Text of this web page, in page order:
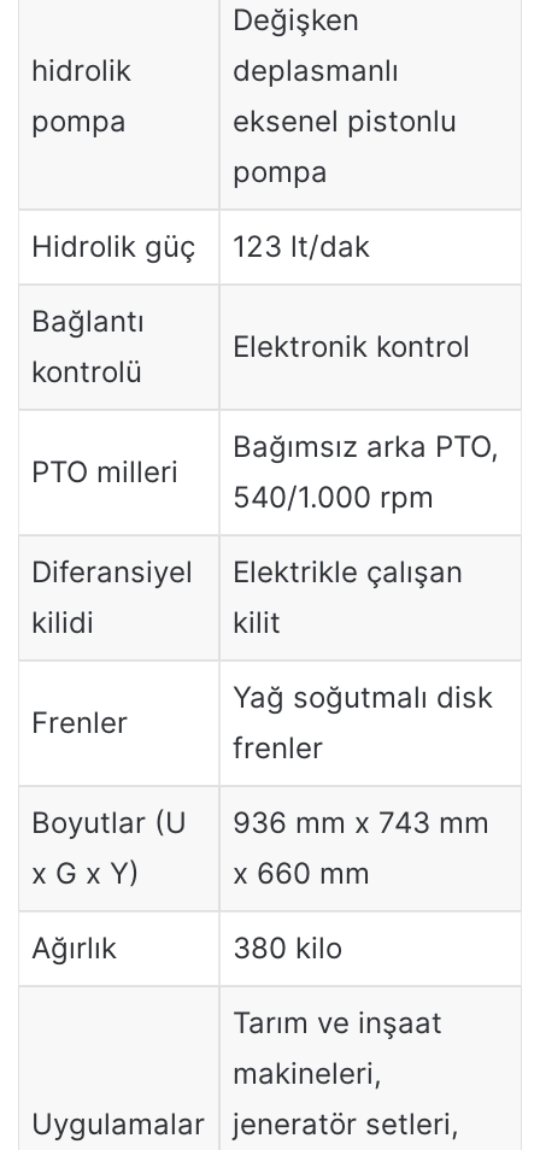
hidrolik
pompa
Değişken
deplasmanlı
eksenel pistonlu
pompa
Hidrolik güç 123 lt/dak
Bağlantı
kontrolü
Elektronik kontrol
PTO milleri
Bağımsız arka PTO,
540/1.000 rpm
Diferansiyel
kilidi
Elektrikle çalışan
kilit
Frenler
Yağ soğutmalı disk
frenler
Boyutlar (U
x G x Y)
936 mm x 743 mm
x 660 mm
Ağırlık 380 kilo
Uygulamalar
Tarım ve inşaat
makineleri,
jeneratör setleri,